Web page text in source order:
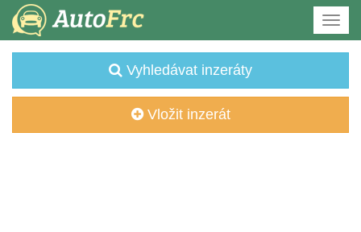
Vyhledávat inzeráty
Vložit inzerát